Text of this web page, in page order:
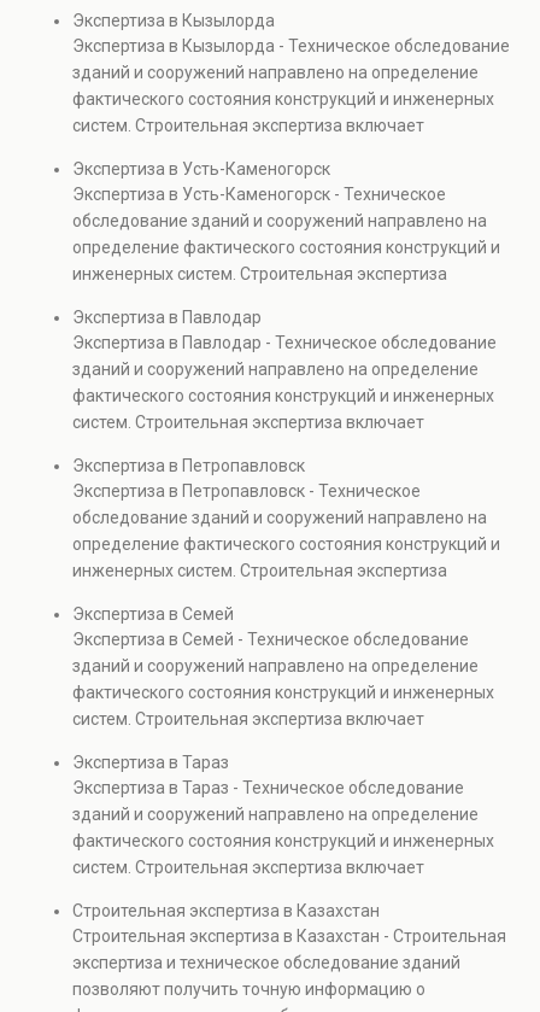
элементов и оценку эксплуатационной безопасности.
Услуга востребована при покупке недвижимости,
капитальном ремонте и реконструкции объектов, а
также при судебных разбирательствах и технических
проверках.
Экспертиза в Кызылорда
Экспертиза в Кызылорда - Техническое обследование
зданий и сооружений направлено на определение
фактического состояния конструкций и инженерных
систем. Строительная экспертиза включает
элементов и оценку эксплуатационной безопасности.
Услуга востребована при покупке недвижимости,
капитальном ремонте и реконструкции объектов, а
также при судебных разбирательствах и технических
проверках.
Экспертиза в Усть-Каменогорск
Экспертиза в Усть-Каменогорск - Техническое
обследование зданий и сооружений направлено на
определение фактического состояния конструкций и
инженерных систем. Строительная экспертиза
прочности элементов и оценку эксплуатационной
безопасности. Услуга востребована при покупке
недвижимости, капитальном ремонте и реконструкции
объектов, а также при судебных разбирательствах и
технических проверках.
Экспертиза в Павлодар
Экспертиза в Павлодар - Техническое обследование
зданий и сооружений направлено на определение
фактического состояния конструкций и инженерных
систем. Строительная экспертиза включает
элементов и оценку эксплуатационной безопасности.
Услуга востребована при покупке недвижимости,
капитальном ремонте и реконструкции объектов, а
также при судебных разбирательствах и технических
проверках.
Экспертиза в Петропавловск
Экспертиза в Петропавловск - Техническое
обследование зданий и сооружений направлено на
определение фактического состояния конструкций и
инженерных систем. Строительная экспертиза
прочности элементов и оценку эксплуатационной
безопасности. Услуга востребована при покупке
недвижимости, капитальном ремонте и реконструкции
объектов, а также при судебных разбирательствах и
технических проверках.
Экспертиза в Семей
Экспертиза в Семей - Техническое обследование
зданий и сооружений направлено на определение
фактического состояния конструкций и инженерных
систем. Строительная экспертиза включает
элементов и оценку эксплуатационной безопасности.
Услуга востребована при покупке недвижимости,
капитальном ремонте и реконструкции объектов, а
также при судебных разбирательствах и технических
проверках.
Экспертиза в Тараз
Экспертиза в Тараз - Техническое обследование
зданий и сооружений направлено на определение
фактического состояния конструкций и инженерных
систем. Строительная экспертиза включает
элементов и оценку эксплуатационной безопасности.
Услуга востребована при покупке недвижимости,
капитальном ремонте и реконструкции объектов, а
также при судебных разбирательствах и технических
Строительная экспертиза в Казахстан
Строительная экспертиза в Казахстан - Строительная
экспертиза и техническое обследование зданий
позволяют получить точную информацию о